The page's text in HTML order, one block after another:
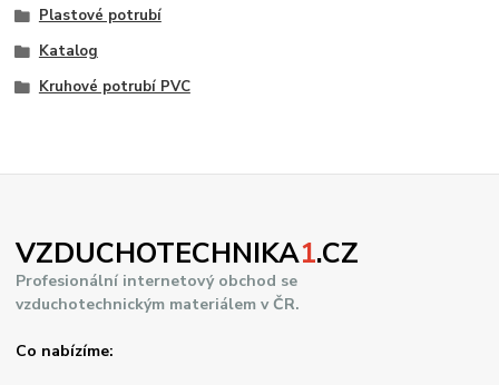
Plastové potrubí
Katalog
Kruhové potrubí PVC
VZDUCHOTECHNIKA1.CZ
Profesionální internetový obchod se
vzduchotechnickým materiálem v ČR.
Co nabízíme: